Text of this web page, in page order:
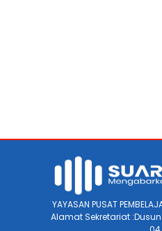
YAYASAN PUSAT
Alamat Sekretariat :Dusun